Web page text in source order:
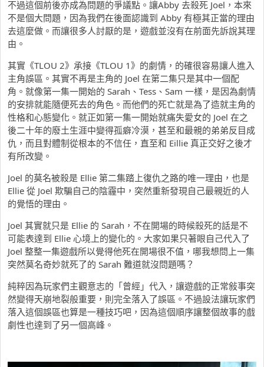
不過這個前後亦成為問題的爭議點。讓Abby 去殺死 Joel，本來
不是個大問題，因為我們在後面認識到 Abby 有極其正當的理由
去這麼做。而讓很多人討厭的是，遊戲並沒有在前面先訴說其理
由。
其實《TLOU 2》承接《TLOU 1》的劇情，的確很容易讓人進入
主角誤區。其實不再是主角的 Joel 在第二集只是其中一個配
角。就像第一集一開始的 Sarah、Tess、Sam 一樣，是因為劇情
的安排就能隨便死去的角色。而他們的死亡就是為了造就主角的
性格和心態變化。就正如第一集一開始就痛失愛女的 Joel 在之
後二十年的廢土生涯中變得孤癖冷漠，甚至和最親的弟弟反目成
仇，而且對體制從根本的不信任，直至和 Eillie 真正交好之後才
有所改變。
Joel 的莫名被殺是 Ellie 第二集踏上復仇之路的唯一理由，也是
Ellie 從 Joel 欺騙自己的陰霾中，突然重新發現自己最親近的人
的覺悟的理由。
Joel 其實就只是 Ellie 的 Sarah，不在開場的時候殺死的話是不
可能表達到 Ellie 心境上的變化的。大家如果只著眼自己代入了
Joel 整整一集遊戲所以覺得他死在開場很不值，哪我想問上一集
突然莫名奇妙就死了的 Sarah 難道就沒問題嗎？
純粹因為玩家們主觀意志的「曾經」代入，讓遊戲的正常敍事突
然變得天崩地裂般重要，則完全落入了誤區。不過設法讓玩家們
落入這個誤區也算是一種技巧吧，因為這個順序讓整個故事的戲
劇性也達到了另一個高峰。